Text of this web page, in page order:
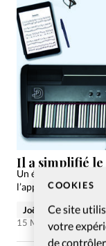
COOKIES
Ce site
votre
de
Il a simplifié le
Un évangélique a
l’apprentissage de
Joëlle Misson-Tille
15 Mar 2017